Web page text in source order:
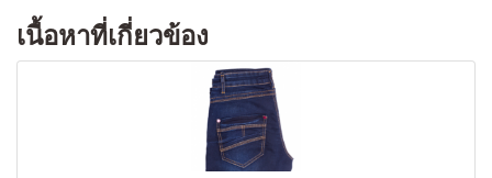
เนื้อหาที่เกี่ยวข้อง